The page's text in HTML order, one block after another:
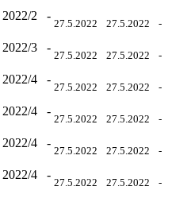
2022/2 -
27.5.2022 27.5.2022 -
2022/3 -
27.5.2022 27.5.2022 -
2022/4 -
27.5.2022 27.5.2022 -
2022/4 -
27.5.2022 27.5.2022 -
2022/4 -
27.5.2022 27.5.2022 -
2022/4 -
27.5.2022 27.5.2022 -